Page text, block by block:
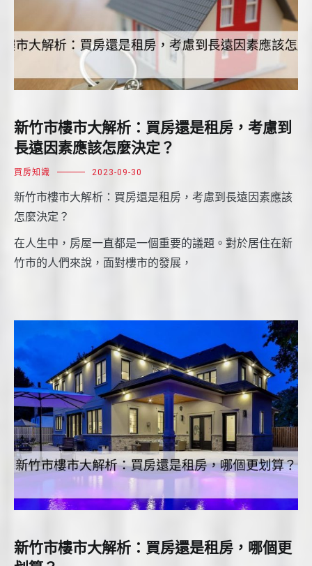
新竹市樓市大解析：買房還是租房，考慮到
長遠因素應該怎麼決定？
買房知識 2023-09-30
新竹市樓市大解析：買房還是租房，考慮到長遠因素應該
怎麼決定？
在人生中，房屋一直都是一個重要的議題。對於居住在新
竹市的人們來說，面對樓市的發展，
新竹市樓市大解析：買房還是租房，哪個更